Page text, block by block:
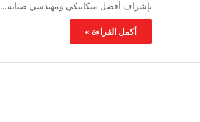
بإشراف أفضل ميكانيكي ومهندسي صيانة…
أكمل القراءة »